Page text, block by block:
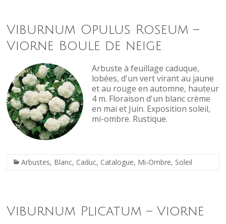
Viburnum Opulus Roseum –
Viorne Boule de neige
Arbuste à feuillage caduque,
lobées, d'un vert virant au jaune
et au rouge en automne, hauteur
4 m. Floraison d'un blanc crème
en mai et Juin. Exposition soleil,
mi-ombre. Rustique.
Arbustes, Blanc, Caduc, Catalogue, Mi-Ombre, Soleil
Viburnum Plicatum – Viorne